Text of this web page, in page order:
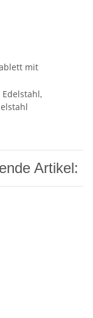
mit
Artikel: